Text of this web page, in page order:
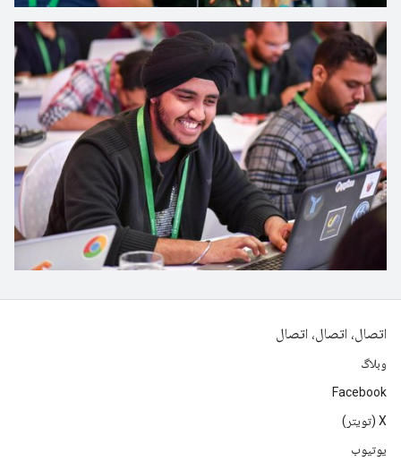
اتصال، اتصال، اتصال
وبلاگ
Facebook
X (تویتر)
یوتیوب